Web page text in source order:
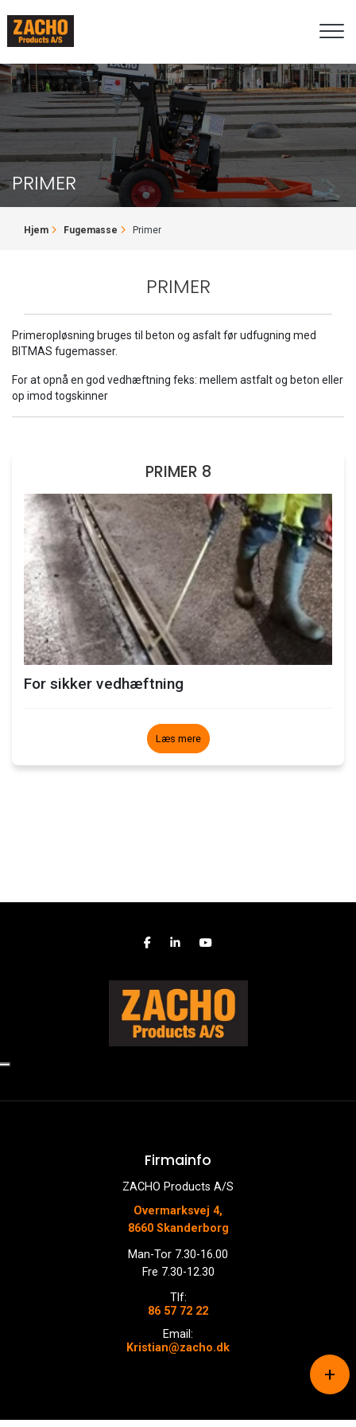
hovedindhold
PRIMER
BRØDKRUMME
Hjem Fugemasse Primer
PRIMER
Primeropløsning bruges til beton og asfalt før udfugning med
BITMAS fugemasser.
For at opnå en god vedhæftning feks: mellem astfalt og beton eller
op imod togskinner
PRIMER 8
For sikker vedhæftning
Læs mere
Firmainfo
ZACHO Products A/S
Overmarksvej 4,
8660 Skanderborg
Man-Tor 7.30-16.00
Fre 7.30-12.30
Tlf:
86 57 72 22
Email:
Kristian@zacho.dk
+